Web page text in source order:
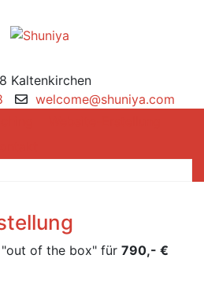
Kaltenkirchen
welcome@shuniya.com
"out of the box" für 790,- €